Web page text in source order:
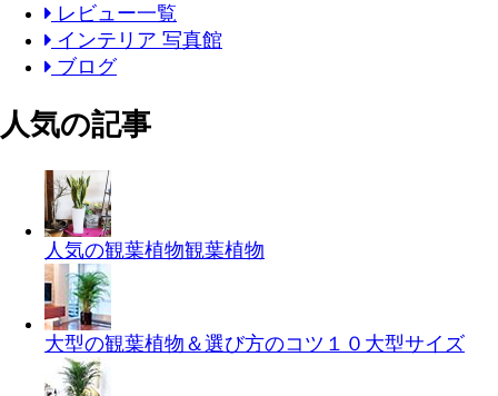
レビュー一覧
インテリア 写真館
ブログ
人気の記事
人気の観葉植物観葉植物
大型の観葉植物＆選び方のコツ１０ 大型サイズ